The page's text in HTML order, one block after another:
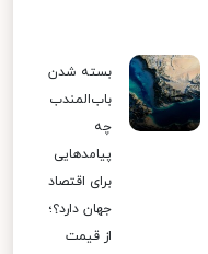
بسته شدن
باب‌المندب
چه
پیامدهایی
برای اقتصاد
جهان دارد؟؛
از قیمت